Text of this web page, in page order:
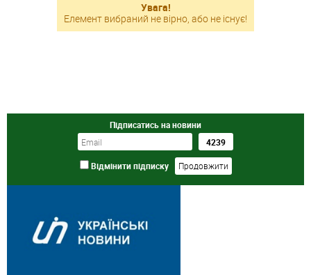
Увага!
Елемент вибраний не вірно, або не існує!
Підписатись на новини
Відмінити підписку